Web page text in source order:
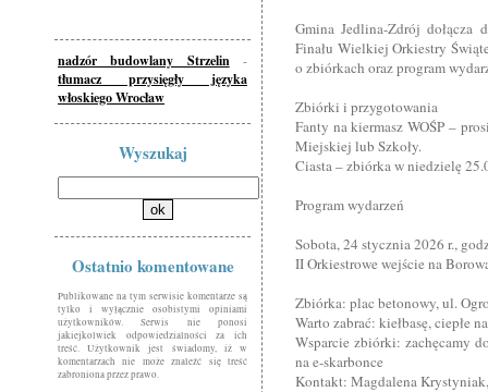
nadzór budowlany Strzelin -
tłumacz przysięgły języka
włoskiego Wrocław
Wyszukaj
Ostatnio komentowane
Publikowane na tym serwisie komentarze są
tylko i wyłącznie osobistymi opiniami
użytkowników. Serwis nie ponosi
jakiejkolwiek odpowiedzialności za ich
treść. Użytkownik jest świadomy, iż w
komentarzach nie może znaleźć się treść
zabroniona przez prawo.
Gmina Jedlina-Zdrój dołącza
Finału Wielkiej Orkiestry
o zbiórkach oraz program
Zbiórki i przygotowania
Fanty na kiermasz WOŚP –
Miejskiej lub Szkoły.
Ciasta – zbiórka w niedzielę
Program wydarzeń
Sobota, 24 stycznia 2026 r.,
II Orkiestrowe wejście na
Zbiórka: plac betonowy, ul.
Warto zabrać: kiełbasę, ciepłe
Wsparcie zbiórki: zachęcamy
na e-skarbonce
Kontakt: Magdalena